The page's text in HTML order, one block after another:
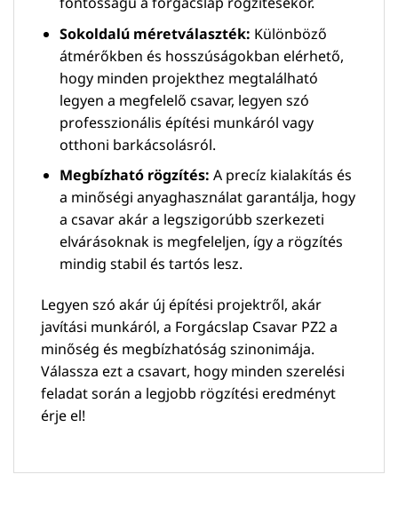
Sokoldalú méretválaszték: Különböző
átmérőkben és hosszúságokban elérhető,
hogy minden projekthez megtalálható
legyen a megfelelő csavar, legyen szó
professzionális építési munkáról vagy
otthoni barkácsolásról.
Megbízható rögzítés: A precíz kialakítás és
a minőségi anyaghasználat garantálja, hogy
a csavar akár a legszigorúbb szerkezeti
elvárásoknak is megfeleljen, így a rögzítés
mindig stabil és tartós lesz.
Legyen szó akár új építési projektről, akár
javítási munkáról, a Forgácslap Csavar PZ2 a
minőség és megbízhatóság szinonimája.
Válassza ezt a csavart, hogy minden szerelési
feladat során a legjobb rögzítési eredményt
érje el!